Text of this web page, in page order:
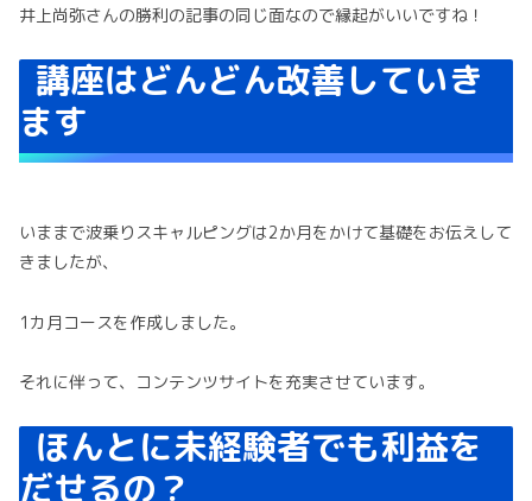
井上尚弥さんの勝利の記事の同じ面なので縁起がいいですね！
講座はどんどん改善していき
ます
いままで波乗りスキャルピングは2か月をかけて基礎をお伝えして
きましたが、
1カ月コースを作成しました。
それに伴って、コンテンツサイトを充実させています。
ほんとに未経験者でも利益を
だせるの？